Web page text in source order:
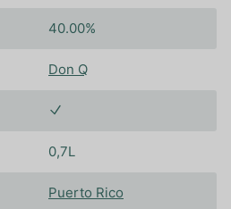
40.00%
Don Q
0,7L
Puerto Rico